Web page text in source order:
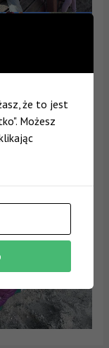
że to jest
Możesz